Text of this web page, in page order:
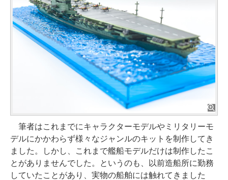
筆者はこれまでにキャラクターモデルやミリタリーモ
デルにかかわらず様々なジャンルのキットを制作してき
ました。しかし、これまで艦船モデルだけは制作したこ
とがありませんでした。というのも、以前造船所に勤務
していたことがあり、実物の船舶には触れてきました